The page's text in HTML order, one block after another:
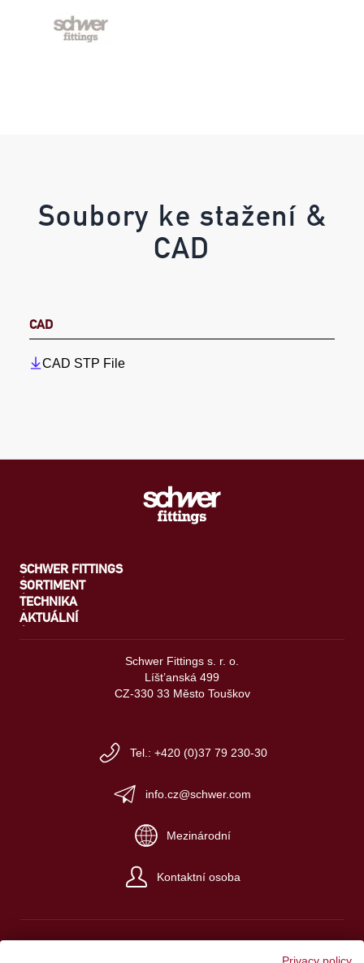
Soubory ke stažení &
CAD
CAD
CAD STP File
SCHWER FITTINGS
SORTIMENT
TECHNIKA
AKTUÁLNÍ
Schwer Fittings s. r. o.
Líšt’anská 499
CZ-330 33 Město Touškov
Tel.: +420 (0)37 79 230-30
info.cz@schwer.com
Mezinárodní
Kontaktní osoba